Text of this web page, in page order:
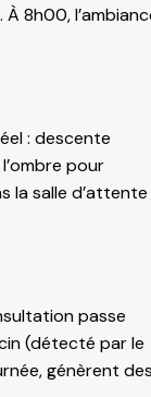
8h00,
: descente
pour
la salle d’attente
passe
(détecté par le
génèrent